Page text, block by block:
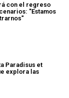
con el regreso
"Estamos
Paradisus et
explora las